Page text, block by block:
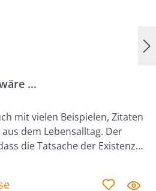
...
mit vielen Beispielen, Zitaten
dem Lebensalltag. Der
die Tatsache der Existenz